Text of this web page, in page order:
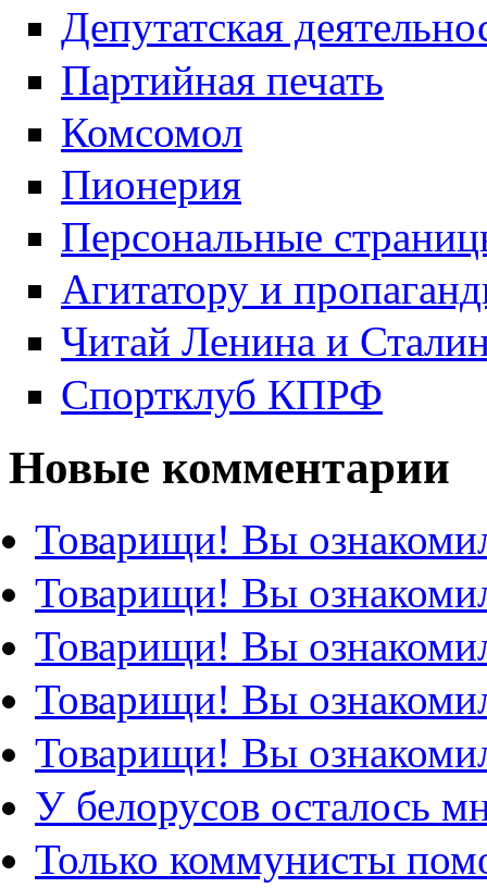
Депутатская
Партийная печать
Комсомол
Пионерия
Персональные
Агитатору и
Читай Ленина и
Спортклуб КПРФ
Новые комментарии
Товарищи! Вы
Товарищи! Вы
Товарищи! Вы
Товарищи! Вы
Товарищи! Вы
У белорусов осталось
Только коммунисты